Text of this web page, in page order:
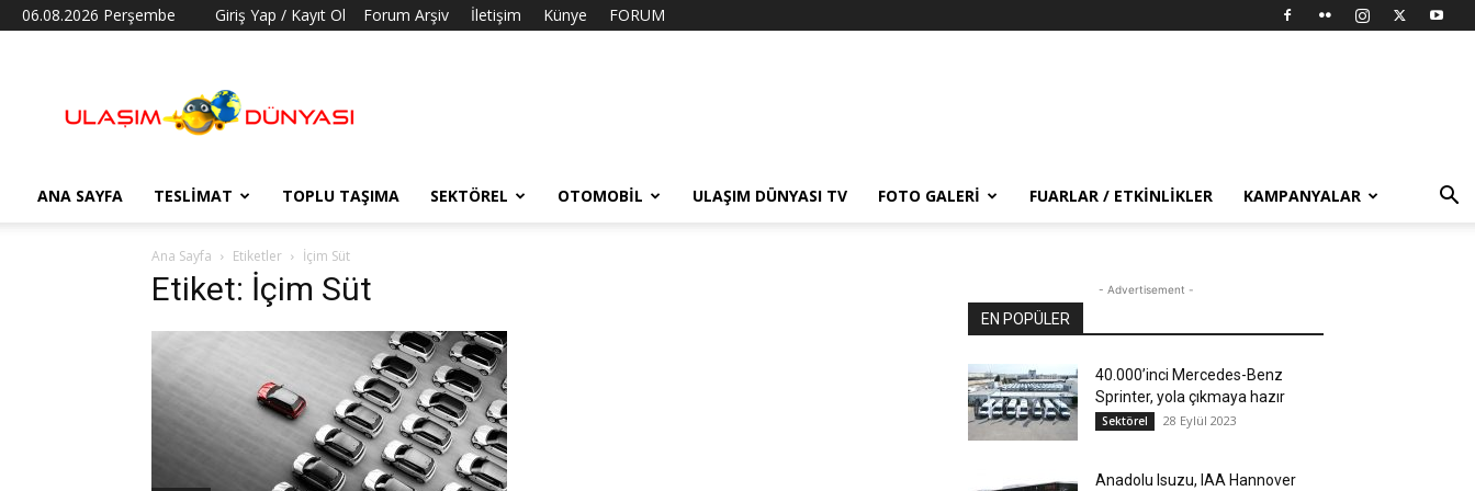
06.08.2026 Perşembe Giriş Yap / Kayıt Ol Forum Arşiv İletişim Künye FORUM
Dünyası
ANA SAYFA TESLIMAT TOPLU TAŞIMA SEKTÖREL OTOMOBIL ULAŞIM DÜNYASI TV FOTO GALERI FUARLAR / ETKINLIKLER KAMPANYALAR
Ana Sayfa Etiketler İçim Süt
Etiket: İçim Süt - Advertisement -
EN POPÜLER
40.000’inci Mercedes-Benz
Sprinter, yola çıkmaya hazır
Sektörel 28 Eylül 2023
Anadolu Isuzu, IAA Hannover